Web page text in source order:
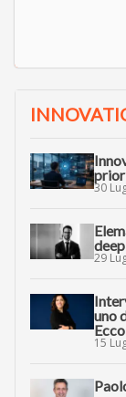
30
29
uno
15